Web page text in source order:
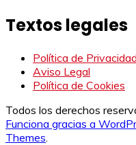
Textos legales
Política de Privacidad
Aviso Legal
Política de Cookies
Todos los derechos
Funciona gracias a
Themes